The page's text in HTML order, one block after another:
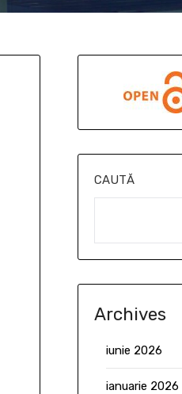
CAUTĂ
Archives
iunie 2026
ianuarie 2026